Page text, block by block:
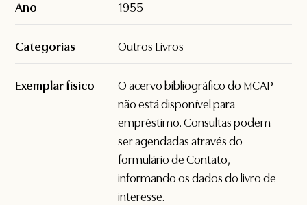
Ano 1955
Categorias Outros Livros
Exemplar físico
O acervo bibliográfico do MCAP
não está disponível para
empréstimo. Consultas podem
ser agendadas através do
formulário deContato,
informando os dados do livro de
interesse.